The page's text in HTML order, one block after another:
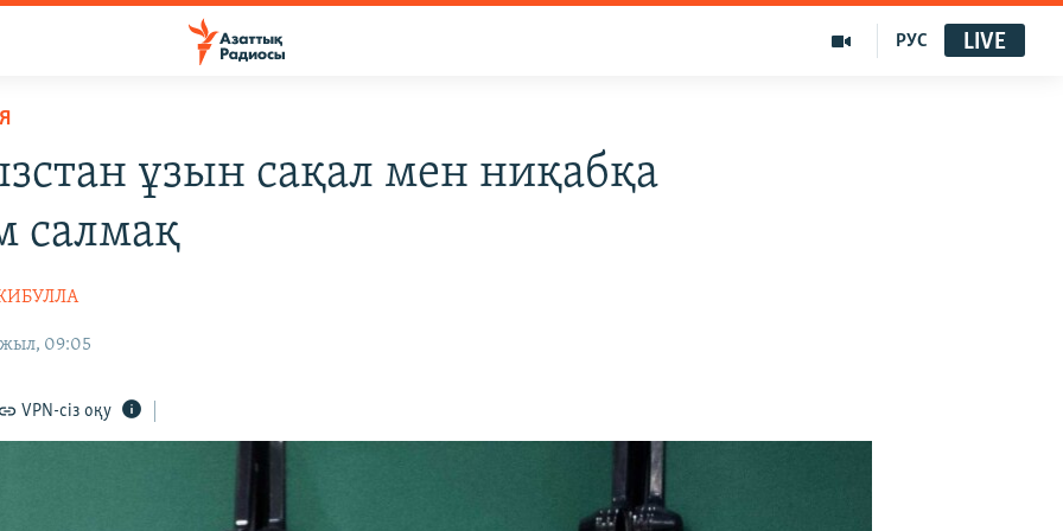
РУС LIVE
ұзын сақал мен ниқабқа
салмақ
09:05
VPN-сіз оқу